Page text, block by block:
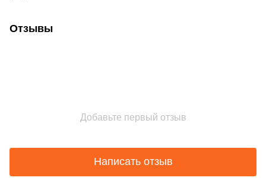
Отзывы
Добавьте первый отзыв
Написать отзыв